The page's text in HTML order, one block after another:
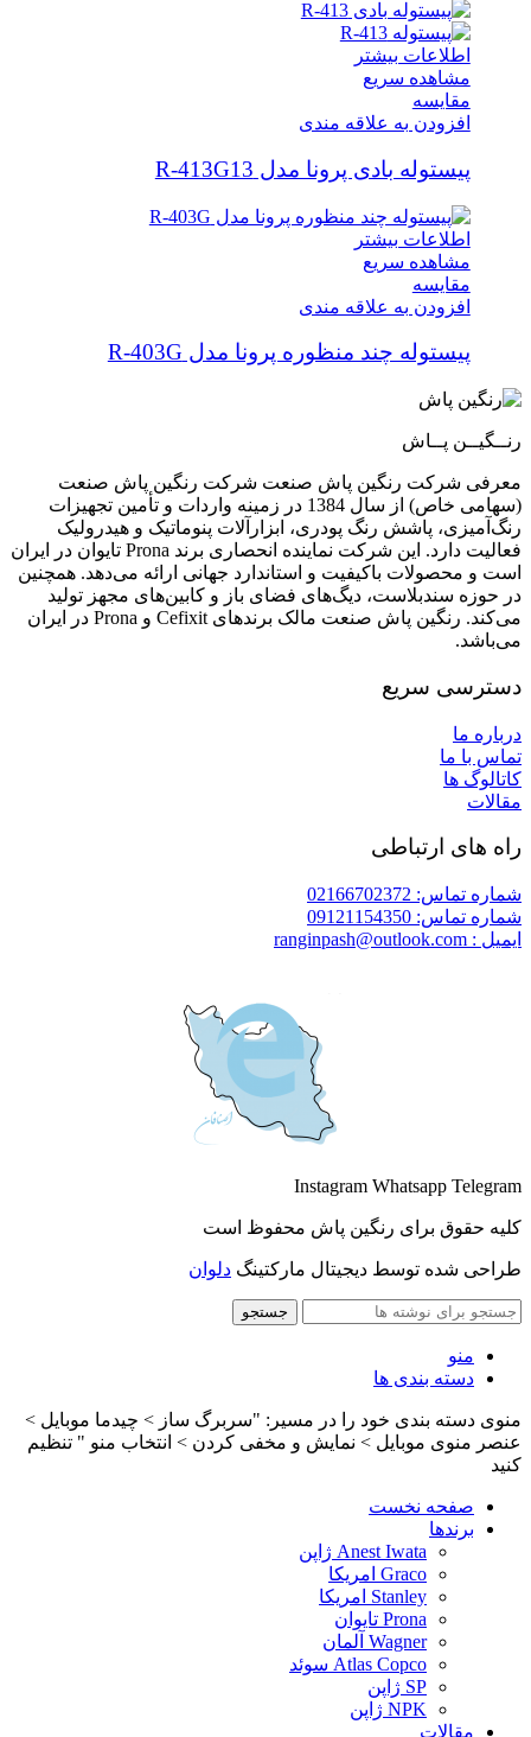
اطلاعات بیشتر
مشاهده سریع
مقایسه
افزودن به علاقه مندی
پیستوله بادی پرونا مدل R-413G13
اطلاعات بیشتر
مشاهده سریع
مقایسه
افزودن به علاقه مندی
پیستوله چند منظوره پرونا مدل R-403G
رنــگیــن پــاش
معرفی شرکت رنگین پاش صنعت شرکت رنگین پاش صنعت
(سهامی خاص) از سال 1384 در زمینه واردات و تأمین تجهیزات
رنگ‌آمیزی، پاشش رنگ پودری، ابزارآلات پنوماتیک و هیدرولیک
فعالیت دارد. این شرکت نماینده انحصاری برند Prona تایوان در ایران
است و محصولات باکیفیت و استاندارد جهانی ارائه می‌دهد. همچنین
در حوزه سندبلاست، دیگ‌های فضای باز و کابین‌های مجهز تولید
می‌کند. رنگین پاش صنعت مالک برندهای Cefixit و Prona در ایران
می‌باشد.
دسترسی سریع
درباره ما
تماس با ما
کاتالوگ ها
مقالات
راه های ارتباطی
شماره تماس: 02166702372
شماره تماس: 09121154350
ایمیل : ranginpash@outlook.com
Instagram Whatsapp Telegram
کلیه حقوق برای رنگین پاش محفوظ است
طراحی شده توسط دیجیتال مارکتینگ دلوان
جستجو
منو
دسته بندی ها
منوی دسته بندی خود را در مسیر: "سربرگ ساز > چیدما موبایل >
عنصر منوی موبایل > نمایش و مخفی کردن > انتخاب منو " تنظیم
کنید
صفحه نخست
برندها
Anest Iwata ژاپن
Graco امریکا
Stanley امریکا
Prona تایوان
Wagner آلمان
Atlas Copco سوئد
SP ژاپن
NPK ژاپن
مقالات